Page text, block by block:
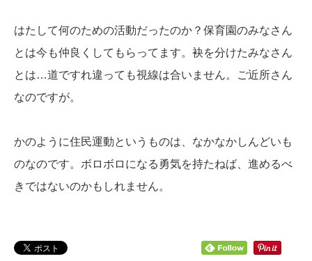
はたして何のための活動だったのか？保育園のみなさん
とは今も仲良くしてもらってます。袂を分けたみなさん
とは…道ですれ違っても視線は合いません。ご近所さん
なのですが。
かのように住民運動というものは、なかなかしんどいも
のなのです。ボロボロになる勇気を持たねば、進めるべ
きではないのかもしれません。